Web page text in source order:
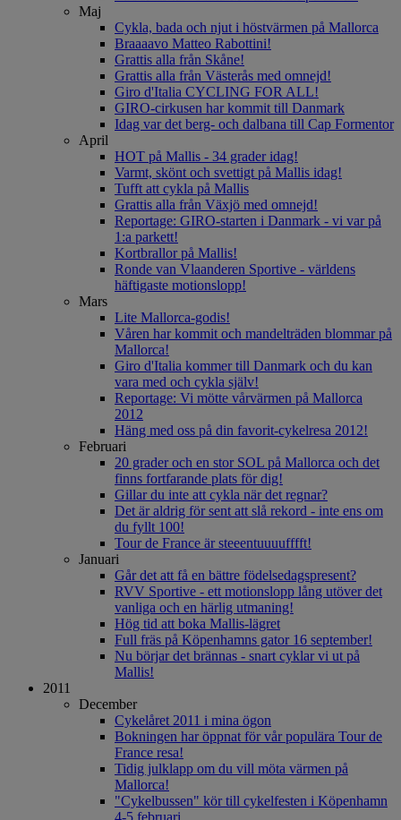
Maj
Cykla, bada och njut i höstvärmen på Mallorca
Braaaavo Matteo Rabottini!
Grattis alla från Skåne!
Grattis alla från Västerås med omnejd!
Giro d'Italia CYCLING FOR ALL!
GIRO-cirkusen har kommit till Danmark
Idag var det berg- och dalbana till Cap Formentor
April
HOT på Mallis - 34 grader idag!
Varmt, skönt och svettigt på Mallis idag!
Tufft att cykla på Mallis
Grattis alla från Växjö med omnejd!
Reportage: GIRO-starten i Danmark - vi var på
1:a parkett!
Kortbrallor på Mallis!
Ronde van Vlaanderen Sportive - världens
häftigaste motionslopp!
Mars
Lite Mallorca-godis!
Våren har kommit och mandelträden blommar på
Mallorca!
Giro d'Italia kommer till Danmark och du kan
vara med och cykla själv!
Reportage: Vi mötte vårvärmen på Mallorca
2012
Häng med oss på din favorit-cykelresa 2012!
Februari
20 grader och en stor SOL på Mallorca och det
finns fortfarande plats för dig!
Gillar du inte att cykla när det regnar?
Det är aldrig för sent att slå rekord - inte ens om
du fyllt 100!
Tour de France är steeentuuuufffft!
Januari
Går det att få en bättre födelsedagspresent?
RVV Sportive - ett motionslopp lång utöver det
vanliga och en härlig utmaning!
Hög tid att boka Mallis-lägret
Full fräs på Köpenhamns gator 16 september!
Nu börjar det brännas - snart cyklar vi ut på
Mallis!
2011
December
Cykelåret 2011 i mina ögon
Bokningen har öppnat för vår populära Tour de
France resa!
Tidig julklapp om du vill möta värmen på
Mallorca!
"Cykelbussen" kör till cykelfesten i Köpenhamn
4-5 februari